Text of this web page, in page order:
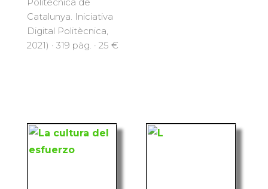
Catalunya. Iniciativa
Digital Politècnica,
2021) · 319 pàg. · 25 €